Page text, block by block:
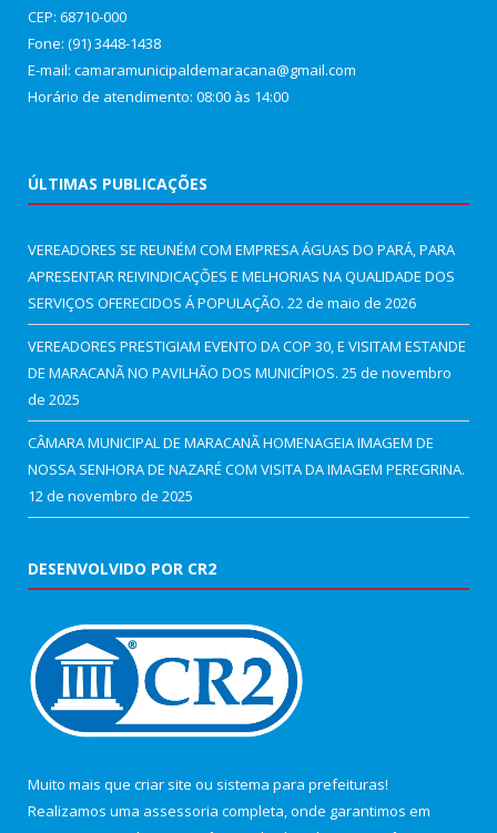
CEP: 68710-000
Fone: (91) 3448-1438
E-mail: camaramunicipaldemaracana@gmail.com
Horário de atendimento: 08:00 às 14:00
ÚLTIMAS PUBLICAÇÕES
VEREADORES SE REUNÉM COM EMPRESA ÁGUAS DO PARÁ, PARA
APRESENTAR REIVINDICAÇÕES E MELHORIAS NA QUALIDADE DOS
SERVIÇOS OFERECIDOS Á POPULAÇÃO. 22 de maio de 2026
VEREADORES PRESTIGIAM EVENTO DA COP 30, E VISITAM ESTANDE
DE MARACANÃ NO PAVILHÃO DOS MUNICÍPIOS. 25 de novembro
de 2025
CÂMARA MUNICIPAL DE MARACANÃ HOMENAGEIA IMAGEM DE
NOSSA SENHORA DE NAZARÉ COM VISITA DA IMAGEM PEREGRINA.
12 de novembro de 2025
DESENVOLVIDO POR CR2
Muito mais que criar site ou sistema para prefeituras!
Realizamos uma assessoria completa, onde garantimos em